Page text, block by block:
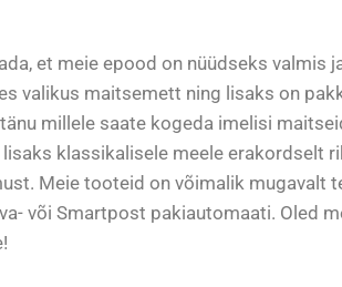
et meie epood on nüüdseks valmis
valikus maitsemett ning lisaks on
millele saate kogeda imelisi
klassikalisele meele erakordselt
Meie tooteid on võimalik mugavalt
või Smartpost pakiautomaati. Oled